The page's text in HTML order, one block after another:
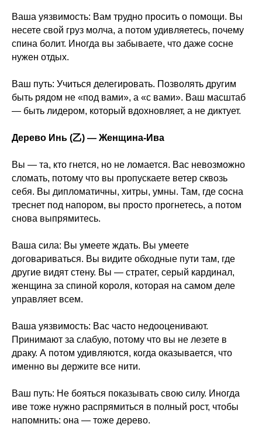
Ваша уязвимость: Вам трудно просить о помощи. Вы
несете свой груз молча, а потом удивляетесь, почему
спина болит. Иногда вы забываете, что даже сосне
нужен отдых.
Ваш путь: Учиться делегировать. Позволять другим
быть рядом не «под вами», а «с вами». Ваш масштаб
— быть лидером, который вдохновляет, а не диктует.
Дерево Инь (乙) — Женщина-Ива
Вы — та, кто гнется, но не ломается. Вас невозможно
сломать, потому что вы пропускаете ветер сквозь
себя. Вы дипломатичны, хитры, умны. Там, где сосна
треснет под напором, вы просто прогнетесь, а потом
снова выпрямитесь.
Ваша сила: Вы умеете ждать. Вы умеете
договариваться. Вы видите обходные пути там, где
другие видят стену. Вы — стратег, серый кардинал,
женщина за спиной короля, которая на самом деле
управляет всем.
Ваша уязвимость: Вас часто недооценивают.
Принимают за слабую, потому что вы не лезете в
драку. А потом удивляются, когда оказывается, что
именно вы держите все нити.
Ваш путь: Не бояться показывать свою силу. Иногда
иве тоже нужно распрямиться в полный рост, чтобы
напомнить: она — тоже дерево.